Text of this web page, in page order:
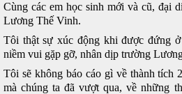
Cùng các em học sinh mới và cũ, đại
Lương Thế Vinh.
Tôi thật sự xúc động khi được đứng
niềm vui gặp gỡ, nhân dịp trường
Tôi sẽ không báo cáo gì về thành tích
mà chúng ta đã vượt qua, về những